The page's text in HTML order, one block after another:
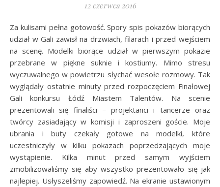
12 czerwca 2016
Za kulisami pełna gotowość. Spory spis pokazów biorących
udział w Gali zawisł na drzwiach, filarach i przed wejściem
na scenę. Modelki biorące udział w pierwszym pokazie
przebrane w piękne suknie i kostiumy. Mimo stresu
wyczuwalnego w powietrzu słychać wesołe rozmowy. Tak
wyglądały ostatnie minuty przed rozpoczęciem Finałowej
Gali konkursu Łódź Miastem Talentów. Na scenie
prezentowali się finaliści – projektanci i tancerze oraz
twórcy zasiadający w komisji i zaproszeni goście. Moje
ubrania i buty czekały gotowe na modelki, które
uczestniczyły w kilku pokazach poprzedzających moje
wystąpienie. Kilka minut przed samym wyjściem
zmobilizowaliśmy się aby wszystko prezentowało się jak
najlepiej. Usłyszeliśmy zapowiedź. Na ekranie ustawionym